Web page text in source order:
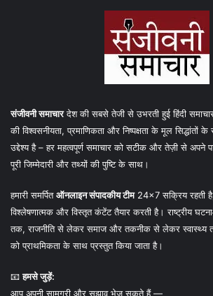
संजीवनी समाचारदेश की सबसे तेजी से उभरती हुई हिंदी
की विश्वसनीयता, प्रमाणिकता और निष्पक्षता के मूल सिद्धांतों
उद्देश्य है – हर महत्वपूर्ण समाचार को सटीक और तेज़ी से अपने
पूरी जिम्मेदारी और तथ्यों की पुष्टि के साथ।
हमारी समर्पितऑनलाइन संपादकीय टीम24×7 सक्रिय रहती है,
विश्लेषणात्मक और विस्तृत कंटेंट तैयार करती है। राष्ट्रीय
तक, राजनीति से लेकर समाज और तकनीक से लेकर स्वास्थ्य
को प्राथमिकता के साथ प्रस्तुत किया जाता है।
📧हमसे जुड़ें:
आप अपनी सामग्री और सुझाव भेज सकते हैं —